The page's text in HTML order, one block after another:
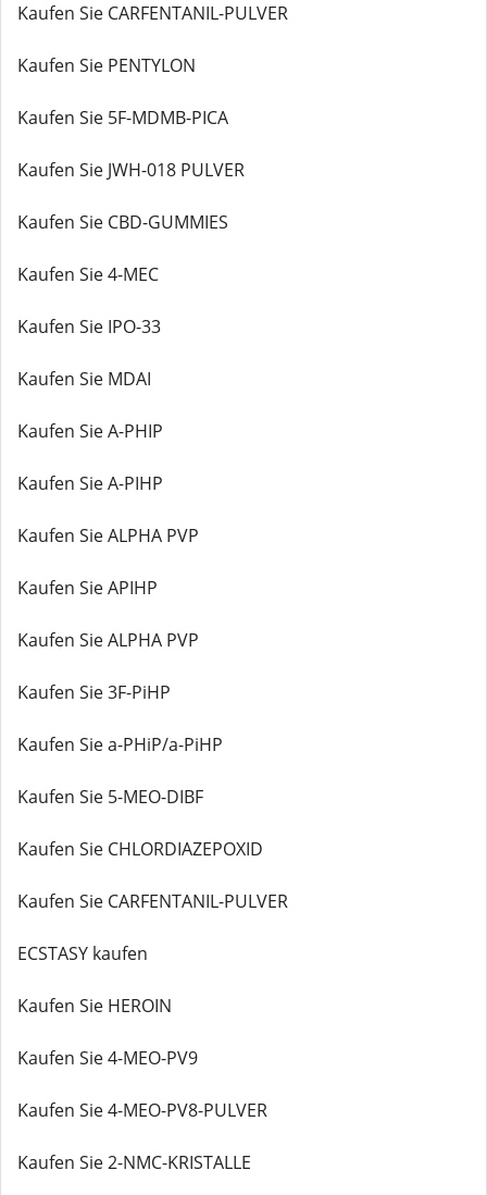
Kaufen Sie CARFENTANIL-PULVER
Kaufen Sie PENTYLON
Kaufen Sie 5F-MDMB-PICA
Kaufen Sie JWH-018 PULVER
Kaufen Sie CBD-GUMMIES
Kaufen Sie 4-MEC
Kaufen Sie IPO-33
Kaufen Sie MDAI
Kaufen Sie A-PHIP
Kaufen Sie A-PIHP
Kaufen Sie ALPHA PVP
Kaufen Sie APIHP
Kaufen Sie ALPHA PVP
Kaufen Sie 3F-PiHP
Kaufen Sie a-PHiP/a-PiHP
Kaufen Sie 5-MEO-DIBF
Kaufen Sie CHLORDIAZEPOXID
Kaufen Sie CARFENTANIL-PULVER
ECSTASY kaufen
Kaufen Sie HEROIN
Kaufen Sie 4-MEO-PV9
Kaufen Sie 4-MEO-PV8-PULVER
Kaufen Sie 2-NMC-KRISTALLE